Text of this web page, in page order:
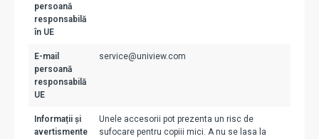
persoană
responsabilă
în UE
E-mail
persoană
responsabilă
UE
service@uniview.com
Informații și
avertismente
Unele accesorii pot prezenta un risc de
sufocare pentru copiii mici. A nu se lasa la